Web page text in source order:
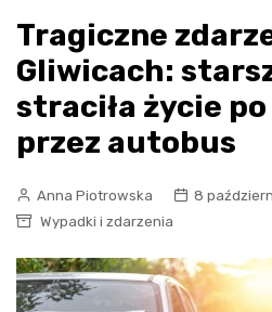
Tragiczne
Gliwicach:
straciła życie
przez autobus
Anna Piotrowska
8
Wypadki i zdarzenia